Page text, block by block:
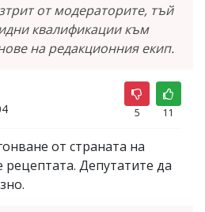
от модераторите, тъй
квалификации към
на редакционния екип.
5 11
от страната на
Депутатите да